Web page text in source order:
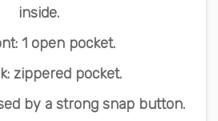
inside.
1 open pocket.
zippered pocket.
by a strong snap button.